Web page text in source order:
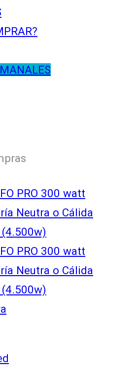
PRO 300 watt
Neutra o Cálida
PRO 300 watt
Neutra o Cálida